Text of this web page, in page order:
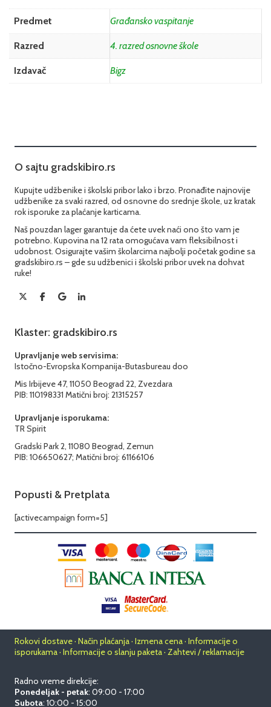
Predmet Građansko vaspitanje
Razred 4. razred osnovne škole
Izdavač Bigz
O sajtu gradskibiro.rs
Kupujte udžbenike i školski pribor lako i brzo. Pronađite najnovije
udžbenike za svaki razred, od osnovne do srednje škole, uz kratak
rok isporuke za plaćanje karticama.
Naš pouzdan lager garantuje da ćete uvek naći ono što vam je
potrebno. Kupovina na 12 rata omogućava vam fleksibilnost i
udobnost. Osigurajte vašim školarcima najbolji početak godine sa
gradskibiro.rs – gde su udžbenici i školski pribor uvek na dohvat
ruke!
Klaster: gradskibiro.rs
Upravljanje web servisima:
Istočno-Evropska Kompanija-Butasbureau doo
Mis Irbijeve 47, 11050 Beograd 22, Zvezdara
PIB: 110198331 Matični broj: 21315257
Upravljanje isporukama:
TR Spirit
Gradski Park 2, 11080 Beograd, Zemun
PIB: 106650627; Matični broj: 61166106
Popusti & Pretplata
[activecampaign form=5]
Rokovi dostave · Način plaćanja · Izmena cena · Informacije o
isporukama · Informacije o slanju paketa · Zahtevi / reklamacije
Radno vreme direkcije:
Ponedeljak - petak: 09:00 - 17:00
Subota: 10:00 - 15:00